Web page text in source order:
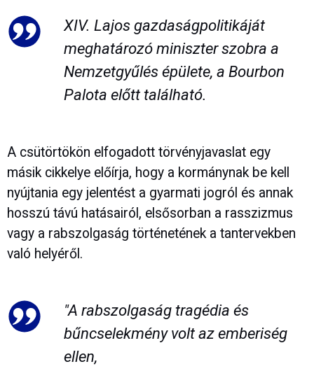
XIV. Lajos gazdaságpolitikáját
meghatározó miniszter szobra a
Nemzetgyűlés épülete, a Bourbon
Palota előtt található.
A csütörtökön elfogadott törvényjavaslat egy
másik cikkelye előírja, hogy a kormánynak be kell
nyújtania egy jelentést a gyarmati jogról és annak
hosszú távú hatásairól, elsősorban a rasszizmus
vagy a rabszolgaság történetének a tantervekben
való helyéről.
"A rabszolgaság tragédia és
bűncselekmény volt az emberiség
ellen,